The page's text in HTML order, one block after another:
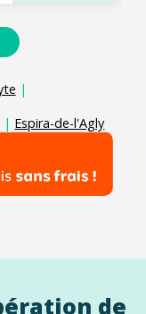
|
| Espira-de-l'Agly
de